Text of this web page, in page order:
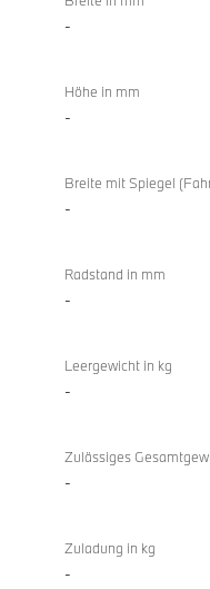
-
Höhe in mm
-
Breite mit Spiegel
-
Radstand in mm
-
Leergewicht in kg
-
Zulässiges
-
Zuladung in kg
-